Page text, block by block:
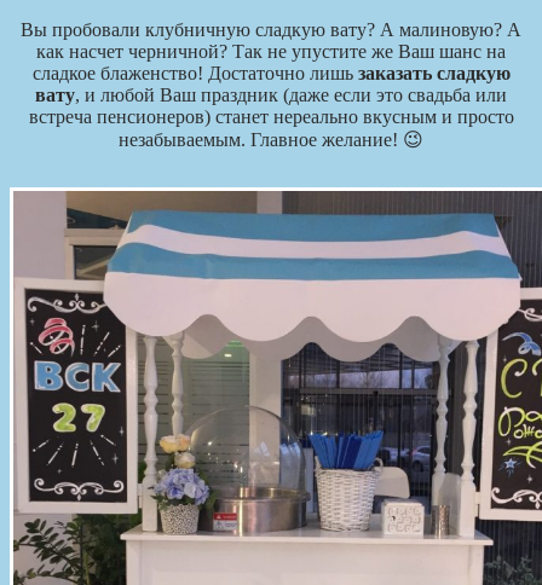
Вы пробовали клубничную сладкую вату? А малиновую? А
как насчет черничной? Так не упустите же Ваш шанс на
сладкое блаженство! Достаточно лишь заказать сладкую
вату, и любой Ваш праздник (даже если это свадьба или
встреча пенсионеров) станет нереально вкусным и просто
незабываемым. Главное желание! 😉